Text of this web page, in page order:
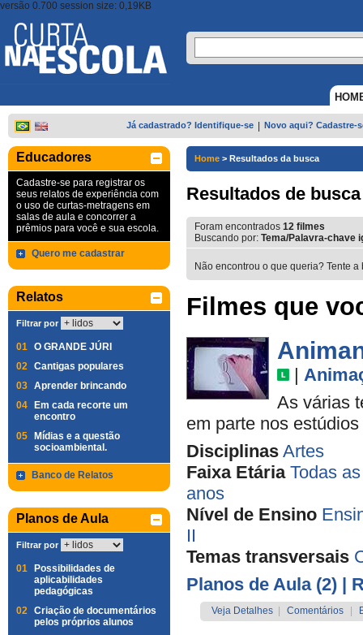
versão 0.700 session size: 0,19KB
Já cadastrado? Identifique-se Novo aqui? Cadastre-
Educadores
Cadastre-se para registrar os
seus relatos de experiência com
o uso de curtas-metragens em
salas de aula e concorrer a
prêmios para você e sua escola.
Quero me cadastrar
Relatos
Filtrar por
01 O GRANDE JÚRI
02 Cantigas populares
03 Aprender brincando
04
Em cada recorte um
encontro
05
Mídias e a questão
socioambiental.
Banco de Relatos
Planos de Aula
Filtrar por
01
Possibilidades de
aplicabilidades
pedagógicas
02 Criação de documentários
pelos próprios alunos
Home > Resultados da busca
Resultados de busca
Foram encontrados 12 filmes
Buscando por: Tema/Palavra-chave
Não encontrou o que queria? Tente
Filmes que
|
As várias
em parte nos
Disciplinas Artes
Faixa Etária Todas
anos
Nível de Ensino
II
Temas transversais
Planos de Aula (2) |
Veja Detalhes Comentários